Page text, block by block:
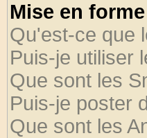
Mise en
Qu'est-ce que
Puis-je utiliser
Que sont les
Puis-je poster
Que sont les